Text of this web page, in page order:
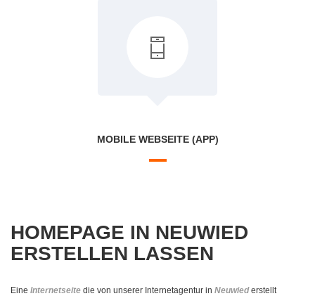
MOBILE WEBSEITE (APP)
HOMEPAGE IN NEUWIED
ERSTELLEN LASSEN
Eine Internetseite die von unserer Internetagentur in Neuwiederstellt